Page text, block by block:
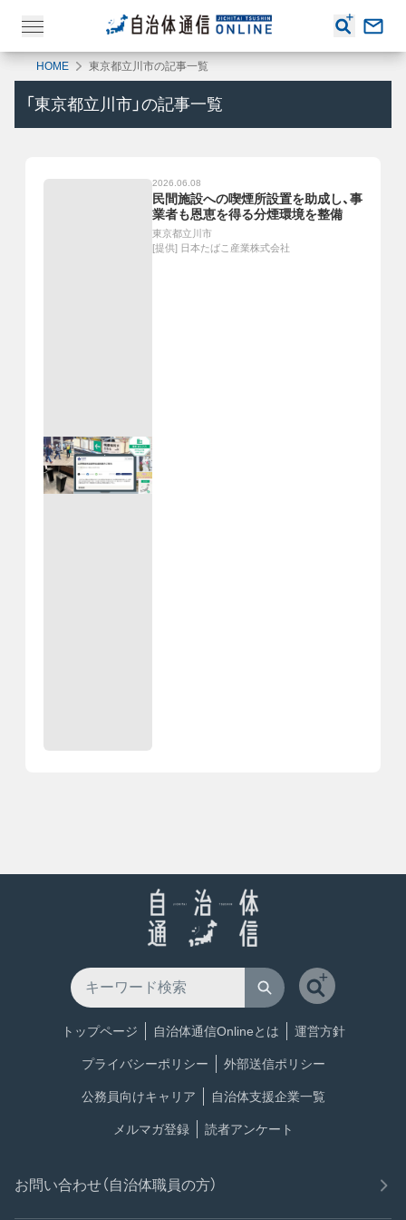
HOME 東京都立川市の記事一覧
「 東京都立川市 」の記事一覧
2026.06.08
民間施設への喫煙所設置を助成し、事
業者も恩恵を得る分煙環境を整備
東京都立川市
[提供] 日本たばこ産業株式会社
トップページ 自治体通信Onlineとは 運営方針
プライバシーポリシー 外部送信ポリシー
公務員向けキャリア 自治体支援企業一覧
メルマガ登録 読者アンケート
お問い合わせ（自治体職員の方）